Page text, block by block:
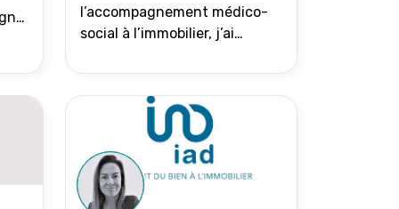
l’accompagnement médico-
social à l’immobilier, j’ai
gens à avancer sereinement.
Aujourd’hui, j’accompagne
mes clients avec franchise,
écoute et énergie pour
vendre ou acheter leur bien
immobilier. ???? 300 familles
accompagnées en 8 ans, 90 %